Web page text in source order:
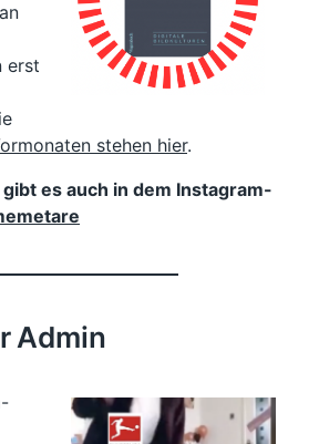
erst
stehen hier.
es auch in dem Instagram-
Admin